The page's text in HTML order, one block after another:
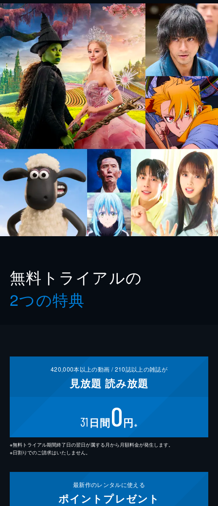
無料トライアルの
2つの特典
420,000本以上の動画 /210誌以上の雑誌が
見放題 読み放題
31 日間0円 ※
※無料トライアル期間終了日の翌日が属する月から月額料金が発生します。
※日割りでのご請求はいたしません。
最新作のレンタルに使える
ポイント プレゼント